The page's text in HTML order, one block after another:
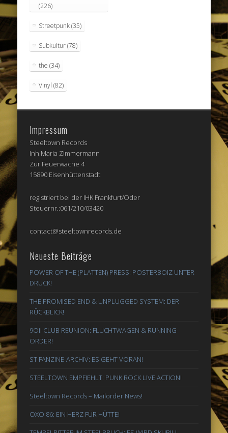
(226)
Streetpunk(35)
Subkultur(78)
the (34)
Vinyl (82)
Impressum
Steeltown Records
Inh.Maria Zimmermann
Zur Feuerwache 4
15890 Eisenhüttenstadt
registriert bei der IHK Frankfurt/Oder
Steuernr.:061/210/03420
contact@steeltownrecords.de
Neueste Beiträge
POWER OF THE (PLATTEN) PRESS: POSTERBOIZ UNTER
DRUCK!
THE PROMISED END & UNPLUGGED SYSTEM: DER
RÜCKBLICK!
9Oi! CLUB REUNION: FLUCHTWAGEN & RUNNING
ORDER!
ST FANZINE-ARCHIV: ES GEHT VORAN!
STEELTOWN EMPFIEHLT: PUNK ROCK LIVE ACTION!
Steeltown Records – Mailorder News!
OXO 86: EIN HERZ FÜR HÜTTE!